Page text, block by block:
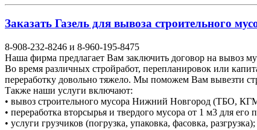
Заказать Газель для вывоза строительного
8-908-232-8246 и 8-960-195-8475
Наша фирма предлагает Вам заключить договор на вывоз
Во время различных стройработ, перепланировок или
переработку довольно тяжело. Мы поможем Вам вывезти
Также наши услуги включают:
• вывоз строительного мусора Нижний Новгород (ТБО,
• переработка вторсырья и твердого мусора от 1 м3 для его
• услуги грузчиков (погрузка, упаковка, фасовка, разгрузка);